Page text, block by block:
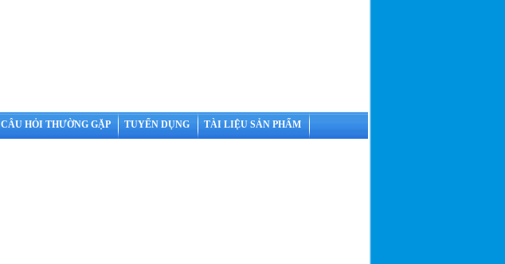
CÂU HỎI THƯỜNG GẶP TUYỂN DỤNG TÀI LIỆU SẢN PHẨM